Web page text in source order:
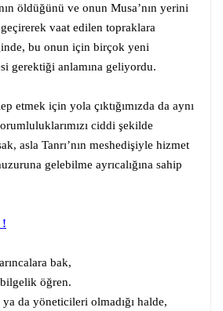
öldüğünü ve onun Musa’nın yerini
geçirerek vaat edilen topraklara
bu onun için birçok yeni
gerektiği anlamına geliyordu.
etmek için yola çıktığımızda da aynı
ciddi şekilde
asla Tanrı’nın meshedişiyle hizmet
gelebilme ayrıcalığına sahip
!
bak,
bilgelik öğren.
da yöneticileri olmadığı halde,